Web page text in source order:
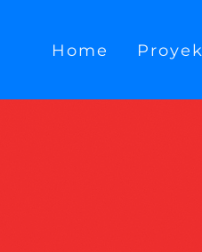
Home Proyek